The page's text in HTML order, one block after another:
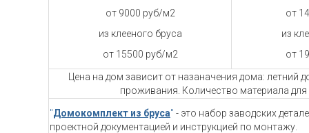
от 9000 руб/м2
из клееного бруса
от 15500 руб/м2
от
из
от
Цена на дом зависит от назаначения дома:
проживания. Количество материала
"Домокомплект из бруса" - это набор заводских
проектной документацией и инструкцией по монтажу.